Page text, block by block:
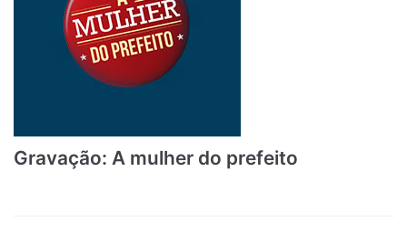
Gravação: A mulher do prefeito